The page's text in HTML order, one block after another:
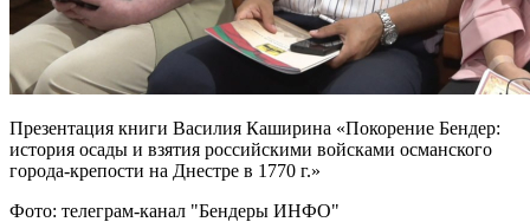
Презентация книги Василия Каширина «Покорение Бендер:
история осады и взятия российскими войсками османского
города-крепости на Днестре в 1770 г.»
Фото: телеграм-канал "Бендеры ИНФО"